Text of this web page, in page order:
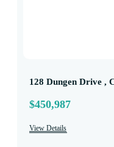
128 Dungen Drive ,
$450,987
View Details